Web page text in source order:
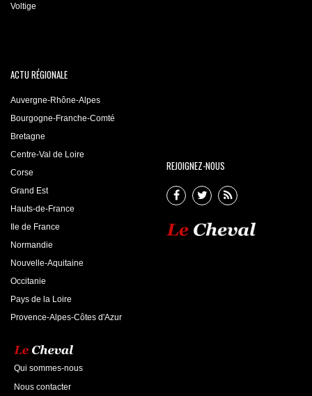
Voltige
ACTU RÉGIONALE
Auvergne-Rhône-Alpes
Bourgogne-Franche-Comté
Bretagne
Centre-Val de Loire
Corse
Grand Est
Hauts-de-France
Ile de France
Normandie
Nouvelle-Aquitaine
Occitanie
Pays de la Loire
Provence-Alpes-Côtes d'Azur
REJOIGNEZ-NOUS
Qui sommes-nous
Nous contacter